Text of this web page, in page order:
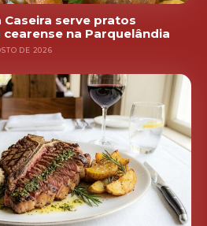
serve pratos
na Parquelândia
DE 2026